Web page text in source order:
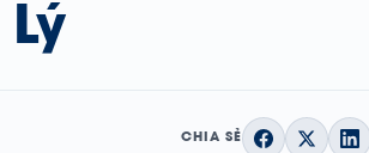
CHIA SẺ